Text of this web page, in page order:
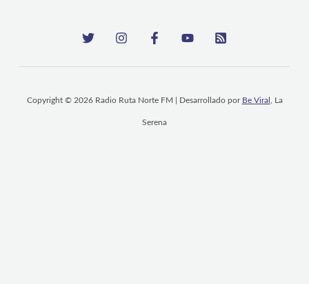
Copyright © 2026 Radio Ruta Norte FM | Desarrollado por Be Viral , La
Serena